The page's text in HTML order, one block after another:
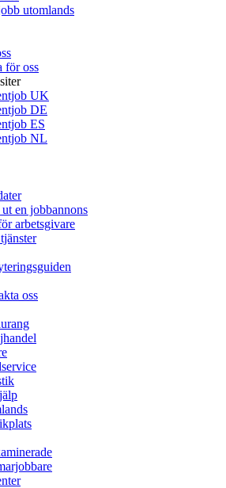
utomlands
för oss
UK
DE
ES
NL
en jobbannons
arbetsgivare
oss